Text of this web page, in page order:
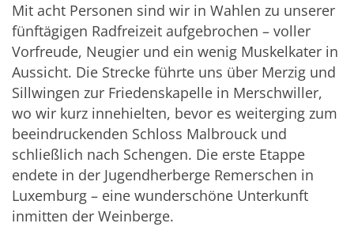
Mit acht Personen sind wir in Wahlen zu unserer
fünftägigen Radfreizeit aufgebrochen – voller
Vorfreude, Neugier und ein wenig Muskelkater in
Aussicht. Die Strecke führte uns über Merzig und
Sillwingen zur Friedenskapelle in Merschwiller,
wo wir kurz innehielten, bevor es weiterging zum
beeindruckenden Schloss Malbrouck und
schließlich nach Schengen. Die erste Etappe
endete in der Jugendherberge Remerschen in
Luxemburg – eine wunderschöne Unterkunft
inmitten der Weinberge.